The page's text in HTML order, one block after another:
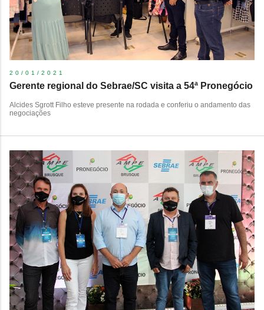
20/01/2021
Gerente regional do Sebrae/SC visita a 54ª Pronegócio
Alcides Sgrott Filho esteve presente na rodada e conferiu o andamento das
negociações